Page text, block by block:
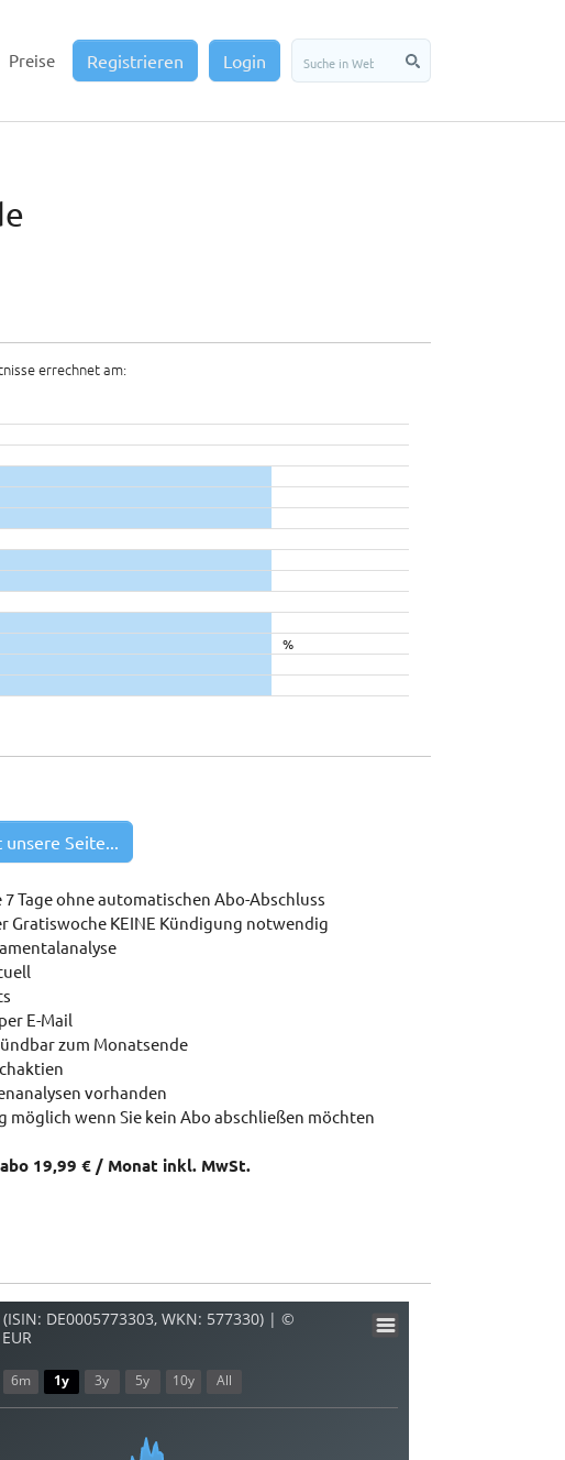
Preise Registrieren Login
errechnet am:
%
Seite...
Tage ohne automatischen Abo-Abschluss
Gratiswoche KEINE Kündigung notwendig
E-Mail
zum Monatsende
vorhanden
möglich wenn Sie kein Abo abschließen möchten
19,99 € / Monat inkl. MwSt.
(ISIN: DE0005773303, WKN: 577330) | ©
6m 1y 3y 5y 10y All